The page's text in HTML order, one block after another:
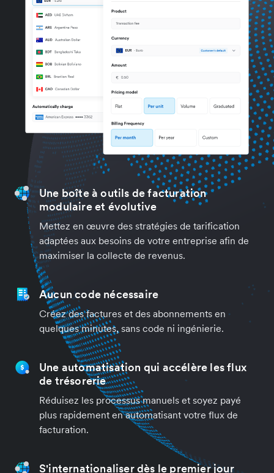
Une boîte à outils de facturation
modulaire et évolutive
Mettez en œuvre des stratégies de tarification
adaptées aux besoins de votre entreprise afin de
maximiser la collecte de revenus.
Aucun code nécessaire
Créez des factures et des abonnements en
quelques minutes, sans code ni ingénierie.
Une automatisation qui accélère les flux
de trésorerie
Réduisez les processus manuels et soyez payé
plus rapidement en automatisant votre flux de
facturation.
S'internationaliser dès le premier jour